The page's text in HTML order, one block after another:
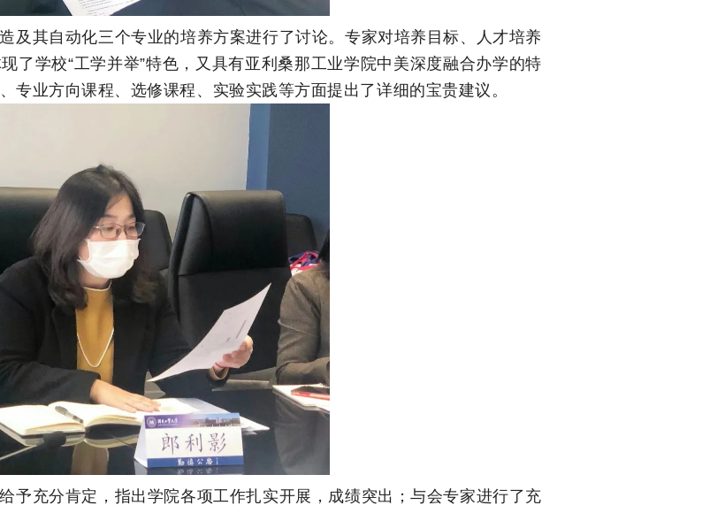
及其自动化三个专业的培养方案进行了讨论。专家对培养目标、人才培养
了学校“工学并举”特色，又具有亚利桑那工业学院中美深度融合办学的特
专业方向课程、选修课程、实验实践等方面提出了详细的宝贵建议。
予充分肯定，指出学院各项工作扎实开展，成绩突出；与会专家进行了充